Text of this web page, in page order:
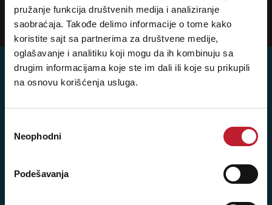
pružanje funkcija društvenih medija i analiziranje
saobraćaja. Takođe delimo informacije o tome kako
koristite sajt sa partnerima za društvene medije,
oglašavanje i analitiku koji mogu da ih kombinuju sa
drugim informacijama koje ste im dali ili koje su prikupili
na osnovu korišćenja usluga.
сагласности
Neophodni
Podešavanja
Posetite nas: Svetogorska 9,
Pišite nam: info@player.rs
Sms/Viber/WhatsApp